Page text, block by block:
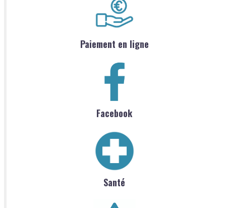
Paiement en ligne
Facebook
Santé